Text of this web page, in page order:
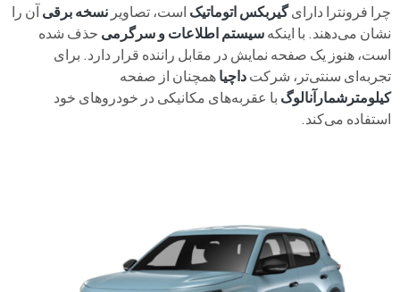
چرا فرونترا دارایگیربکس اتوماتیک است، تصاویر نسخه برقیآن را
نشان می‌دهند. با اینکهسیستم اطلاعات و سرگرمی حذف شده
است، هنوز یک صفحه نمایش در مقابل راننده قرار دارد. برای
تجربه‌ای سنتی‌تر، شرکتداچیاهمچنان از صفحه
کیلومترشمارآنالوگ با عقربه‌های مکانیکی در خودروهای خود
استفاده می‌کند.